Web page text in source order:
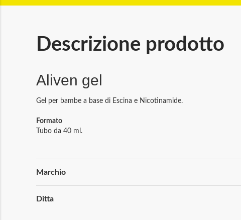
Descrizione prodotto
Aliven gel
Gel per bambe a base di Escina e Nicotinamide.
Formato
Tubo da 40 ml.
Informazioni
Marchio
Ditta